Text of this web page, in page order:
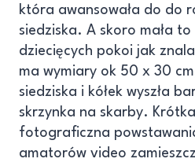
która awansowała do do
siedziska. A skoro mała to
dziecięcych pokoi jak
ma wymiary ok 50 x 30
siedziska i kółek wyszła
skrzynka na skarby.
fotograficzna
amatorów video